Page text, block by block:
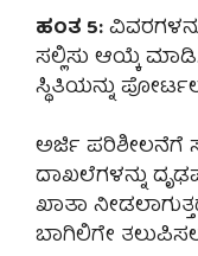
ಹಂತ 5:
ಸಲ್ಲಿಸು ಆಯ್ಕೆ
ಸ್ಥಿತಿಯನ್ನು
ಅರ್ಜಿ ಪರಿಶೀಲನೆಗೆ
ದಾಖಲೆಗಳನ್ನು
ಖಾತಾ
ಬಾಗಿಲಿಗೇ